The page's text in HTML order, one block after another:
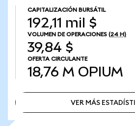
CAPITALIZACIÓN BURSÁTIL
192,11 mil $
VOLUMEN DE OPERACIONES (24 H)
39,84 $
OFERTA CIRCULANTE
18,76 M OPIUM
VER MÁS